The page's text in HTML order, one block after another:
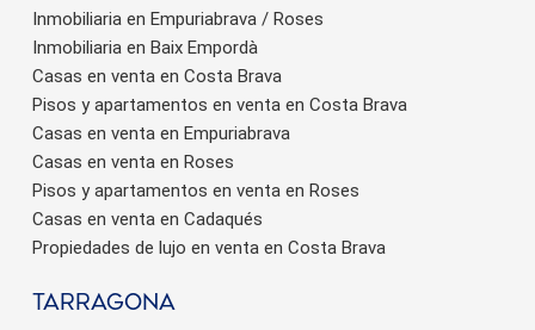
Inmobiliaria en Empuriabrava / Roses
Inmobiliaria en Baix Empordà
Casas en venta en Costa Brava
Pisos y apartamentos en venta en Costa Brava
Casas en venta en Empuriabrava
Casas en venta en Roses
Pisos y apartamentos en venta en Roses
Casas en venta en Cadaqués
Propiedades de lujo en venta en Costa Brava
Tarragona